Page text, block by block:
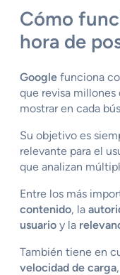
Cómo
hora de
Google funciona
que revisa millones
mostrar en cada
Su objetivo es
relevante para el
que analizan
Entre los más
contenido, la
usuario y la
También tiene en
velocidad de carga